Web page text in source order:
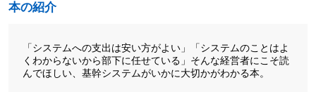
本の紹介
「システムへの支出は安い方がよい」「システムのことはよ
くわからないから部下に任せている」そんな経営者にこそ読
んでほしい、基幹システムがいかに大切かがわかる本。